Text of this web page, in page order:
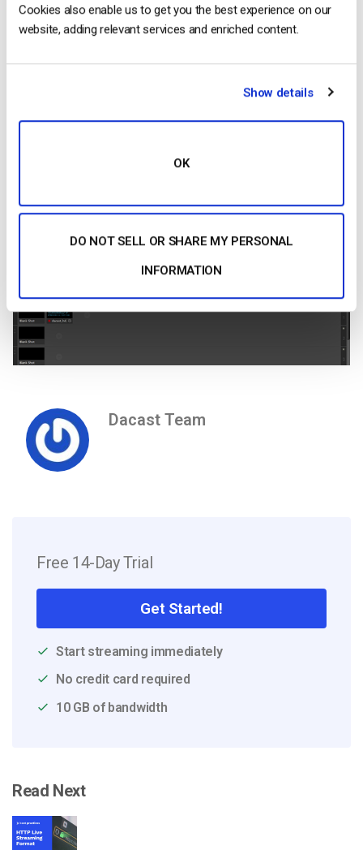
Cookies also enable us to get you the best experience on our
website, adding relevant services and enriched content.
Show details
OK
DO NOT SELL OR SHARE MY PERSONAL
INFORMATION
Clique em GUARDAR ou GUARDAR COMO.
Agora está pronto para transmitir! Clique em STREAM para
Dacast Team
Free 14-Day Trial
Get Started!
Start streaming immediately
No credit card required
10 GB of bandwidth
Read Next